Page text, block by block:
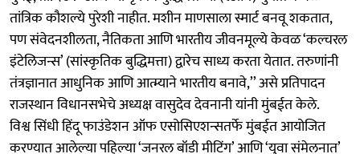
तांत्रिक कौशल्ये पुरेशी नाहीत. मशीन माणसाला स्मार्ट बनवू शकतात,
पण संवेदनशीलता, नैतिकता आणि भारतीय जीवनमूल्ये केवळ ‘कल्चरल
इंटेलिजन्स’ (सांस्कृतिक बुद्धिमत्ता) द्वारेच साध्य करता येतात. तरुणांनी
तंत्रज्ञानात आधुनिक आणि आत्म्याने भारतीय बनावे,’’ असे प्रतिपादन
राजस्थान विधानसभेचे अध्यक्ष वासुदेव देवनानी यांनी मुंबईत केले.
​विश्व सिंधी हिंदू फाउंडेशन ऑफ एसोसिएशन्सतर्फे मुंबईत आयोजित
करण्यात आलेल्या पहिल्या ‘जनरल बॉडी मीटिंग’ आणि ‘युवा संमेलनात’